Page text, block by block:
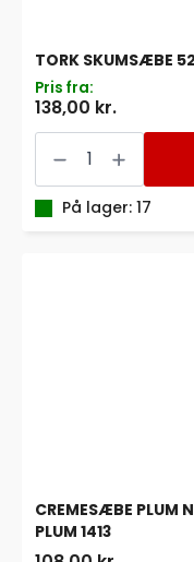
TORK SKUMSÆBE
Pris fra:
138,00 kr.
TORK
SKUMSÆBE
S4
På lager: 17
CREMESÆBE PLUM
PLUM 1413